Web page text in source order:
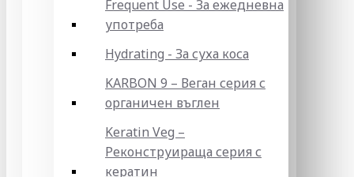
Frequent Use - За ежедневна
употреба
Hydrating - За суха коса
KARBON 9 – Веган серия с
органичен въглен
Keratin Veg –
Реконструираща серия с
кератин